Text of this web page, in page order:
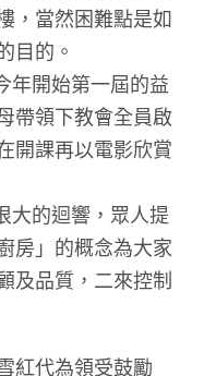
，當然困難點是如
目的。
年開始第一屆的益
帶領下教會全員啟
開課再以電影欣賞
大的迴響，眾人提
房」的概念為大家
及品質，二來控制
紅代為領受鼓勵